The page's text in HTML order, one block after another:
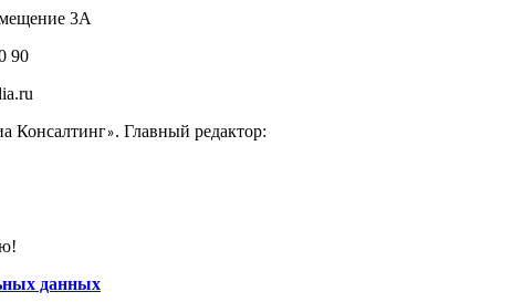
3А
90
Консалтинг». Главный редактор:
данных